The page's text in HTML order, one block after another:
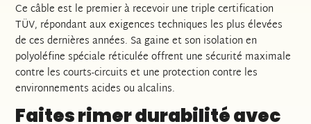
Ce câble est le premier à recevoir une triple certification
TÜV, répondant aux exigences techniques les plus élevées
de ces dernières années. Sa gaine et son isolation en
polyoléfine spéciale réticulée offrent une sécurité maximale
contre les courts-circuits et une protection contre les
environnements acides ou alcalins.
Faites rimer durabilité avec